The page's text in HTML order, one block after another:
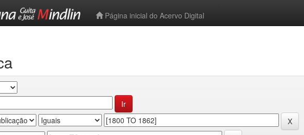
Página inicial do Acervo Digital